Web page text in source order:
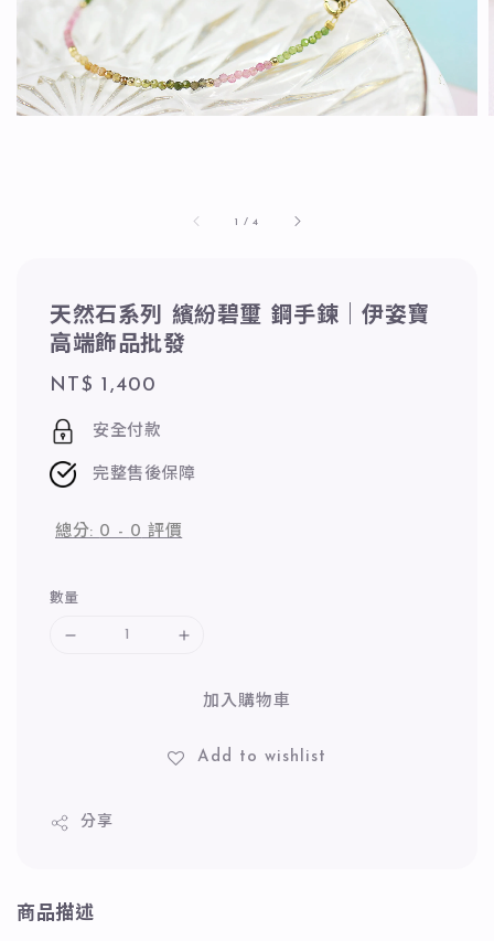
1 /4
天然石系列 繽紛碧璽 鋼手鍊｜伊姿寶
高端飾品批發
Regular
price
NT$ 1,400
安全付款
完整售後保障
總分: 0 - 0 評價
數量
加入購物車
Add to wishlist
分享
商品描述